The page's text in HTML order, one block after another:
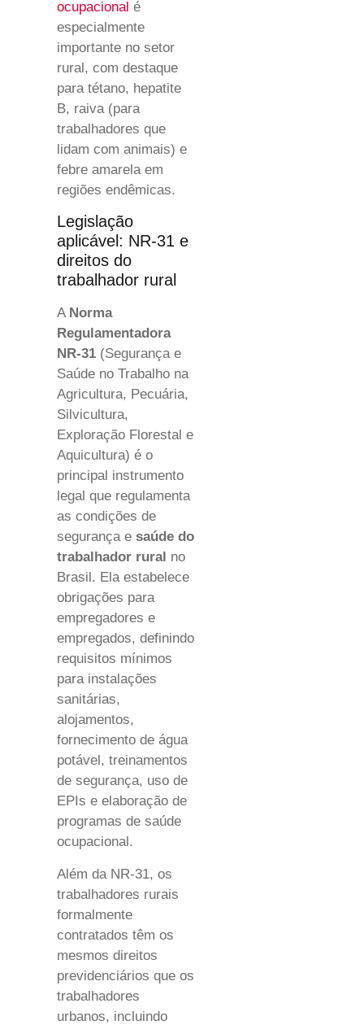
ocupacional é
especialmente
importante no setor
rural, com destaque
para tétano, hepatite
B, raiva (para
trabalhadores que
lidam com animais) e
febre amarela em
regiões endêmicas.
Legislação
aplicável: NR-31 e
direitos do
trabalhador rural
A Norma
Regulamentadora
NR-31 (Segurança e
Saúde no Trabalho na
Agricultura, Pecuária,
Silvicultura,
Exploração Florestal e
Aquicultura) é o
principal instrumento
legal que regulamenta
as condições de
segurança e saúde do
trabalhador rural no
Brasil. Ela estabelece
obrigações para
empregadores e
empregados, definindo
requisitos mínimos
para instalações
sanitárias,
alojamentos,
fornecimento de água
potável, treinamentos
de segurança, uso de
EPIs e elaboração de
programas de saúde
ocupacional.
Além da NR-31, os
trabalhadores rurais
formalmente
contratados têm os
mesmos direitos
previdenciários que os
trabalhadores
urbanos, incluindo